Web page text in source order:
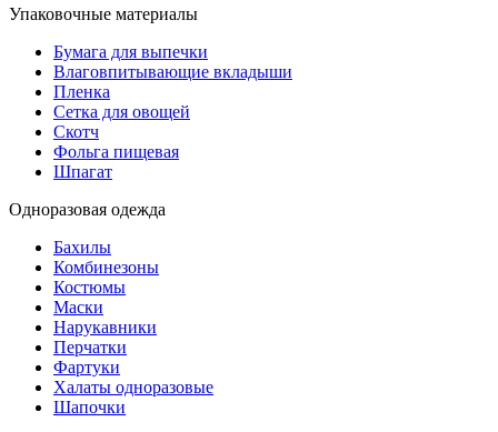
Упаковочные материалы
Бумага для выпечки
Влаговпитывающие вкладыши
Пленка
Сетка для овощей
Скотч
Фольга пищевая
Шпагат
Одноразовая одежда
Бахилы
Комбинезоны
Костюмы
Маски
Нарукавники
Перчатки
Фартуки
Халаты одноразовые
Шапочки